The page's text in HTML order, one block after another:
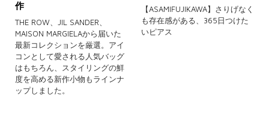
作
THE ROW、JIL SANDER、
MAISON MARGIELAから届いた
最新コレクションを厳選。アイ
コンとして愛される人気バッグ
はもちろん、スタイリングの鮮
度を高める新作小物もラインナ
ップしました。
【ASAMIFUJIKAWA】さりげなく
も存在感がある、365日つけた
いピアス